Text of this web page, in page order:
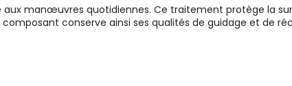
aux manœuvres quotidiennes. Ce traitement protège la
conserve ainsi ses qualités de guidage et de